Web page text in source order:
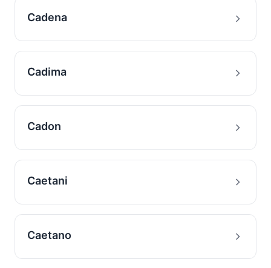
Cadena
Cadima
Cadon
Caetani
Caetano